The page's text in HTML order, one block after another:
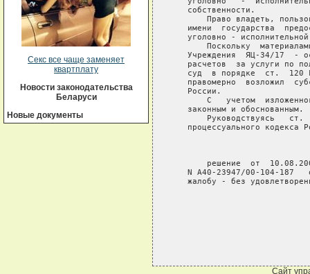
Секс все чаще заменяет
квартплату
Новости законодательства
Беларуси
Новые документы
   собственности.
Право владеть,
имени  государства
уголовно -
Поскольку
Учреждения  ЯЦ-34/17  -
расчетов  за услуги по
суд  в порядке  ст.  120
правомерно  возложил
   России.
С   учетом
   законным и обоснованным.
Руководствуясь   ст.
процессуального кодекса
решение  от
N А40-23947/00-104-187
жалобу - без
Сайт